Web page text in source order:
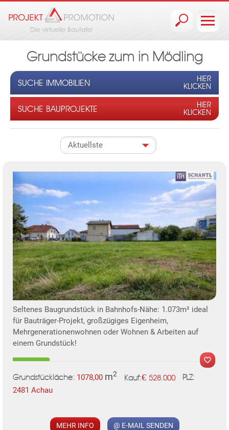
Grundstücke zum in Mödling
SUCHE IMMOBILIEN
HIER
KLICKEN
SUCHE BAUPROJEKTE
HIER
KLICKEN
Seltenes Baugrundstück in Bahnhofs-Nähe: 1.073m² ideal
für Bauträger-Projekt, großzügiges Eigenheim,
Mehrgenerationenwohnen oder Wohnen & Arbeiten auf
einem Grundstück!
Grundstückläche: 1078,00 m2 Kauf:€ 528.000 PLZ:
2481 Achau
MEHR INFO @ E-MAIL SENDEN